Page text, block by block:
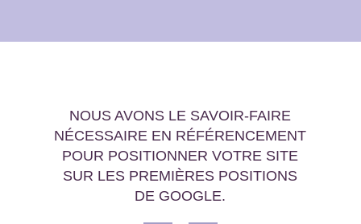
NOUS AVONS LE SAVOIR-FAIRE
NÉCESSAIRE EN RÉFÉRENCEMENT
POUR POSITIONNER VOTRE SITE
SUR LES PREMIÈRES POSITIONS
DE GOOGLE.